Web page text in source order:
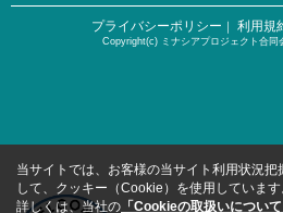
プライバシーポリシー ｜ 利用規
Copyright(c) ミナシアプロジェクト合同
当サイトでは、お客様の当サイト利用状況把
して、クッキー（Cookie）を使用しています
詳しくは、当社の 「Cookieの取扱いについて